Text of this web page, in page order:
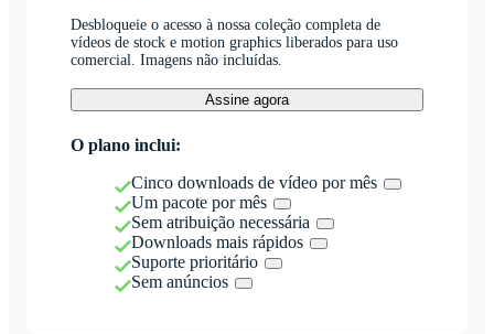
Desbloqueie o acesso à nossa coleção completa de
vídeos de stock e motion graphics liberados para uso
comercial. Imagens não incluídas.
Assine agora
O plano inclui:
Cinco downloads de vídeo por mês
Um pacote por mês
Sem atribuição necessária
Downloads mais rápidos
Suporte prioritário
Sem anúncios